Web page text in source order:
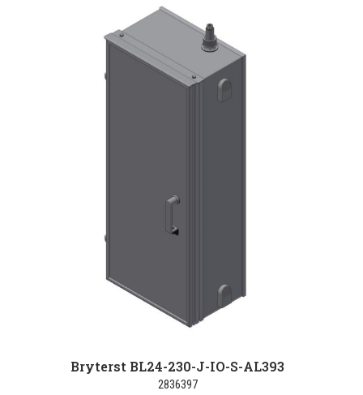
Bryterst BL24-230-J-IO-S-AL393
2836397